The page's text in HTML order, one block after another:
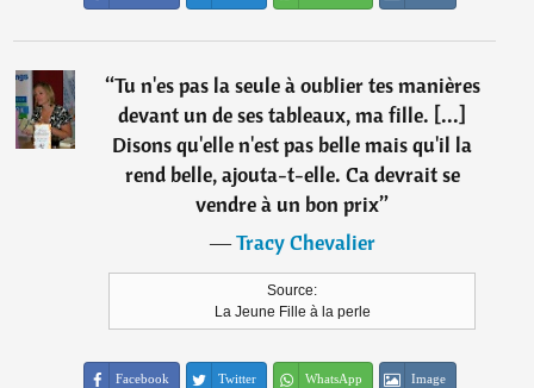
“Tu n'es pas la seule à oublier tes manières
devant un de ses tableaux, ma fille. [...]
Disons qu'elle n'est pas belle mais qu'il la
rend belle, ajouta-t-elle. Ca devrait se
vendre à un bon prix”
―Tracy Chevalier
Source:
La Jeune Fille à la perle
Facebook Twitter WhatsApp Image